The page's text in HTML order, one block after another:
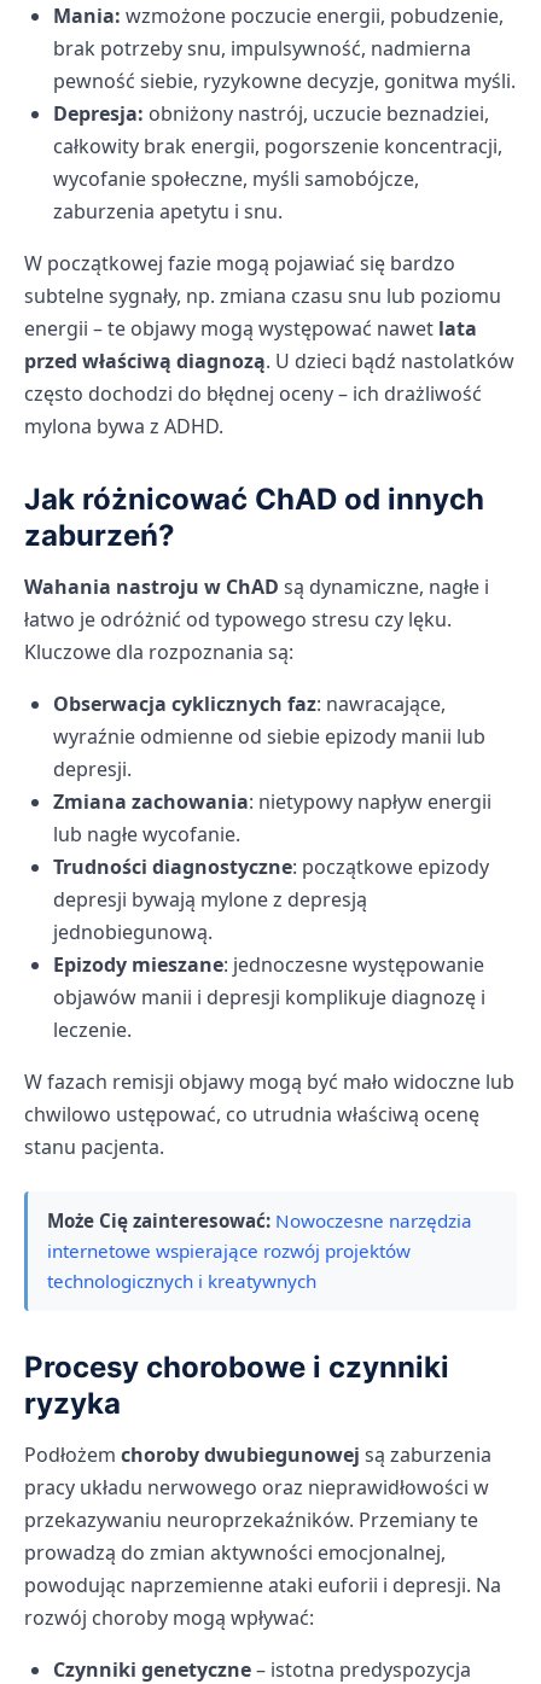
Mania: wzmożone poczucie energii, pobudzenie,
brak potrzeby snu, impulsywność, nadmierna
pewność siebie, ryzykowne decyzje, gonitwa myśli.
Depresja: obniżony nastrój, uczucie beznadziei,
całkowity brak energii, pogorszenie koncentracji,
wycofanie społeczne, myśli samobójcze,
zaburzenia apetytu i snu.
W początkowej fazie mogą pojawiać się bardzo
subtelne sygnały, np. zmiana czasu snu lub poziomu
energii – te objawy mogą występować nawet lata
przed właściwą diagnozą. U dzieci bądź nastolatków
często dochodzi do błędnej oceny – ich drażliwość
mylona bywa z ADHD.
Jak różnicować ChAD od innych
zaburzeń?
Wahania nastroju w ChAD są dynamiczne, nagłe i
łatwo je odróżnić od typowego stresu czy lęku.
Kluczowe dla rozpoznania są:
Obserwacja cyklicznych faz: nawracające,
wyraźnie odmienne od siebie epizody manii lub
depresji.
Zmiana zachowania: nietypowy napływ energii
lub nagłe wycofanie.
Trudności diagnostyczne: początkowe epizody
depresji bywają mylone z depresją
jednobiegunową.
Epizody mieszane: jednoczesne występowanie
objawów manii i depresji komplikuje diagnozę i
leczenie.
W fazach remisji objawy mogą być mało widoczne lub
chwilowo ustępować, co utrudnia właściwą ocenę
stanu pacjenta.
Może Cię zainteresować: Nowoczesne narzędzia
internetowe wspierające rozwój projektów
technologicznych i kreatywnych
Procesy chorobowe i czynniki
ryzyka
Podłożem choroby dwubiegunowej są zaburzenia
pracy układu nerwowego oraz nieprawidłowości w
przekazywaniu neuroprzekaźników. Przemiany te
prowadzą do zmian aktywności emocjonalnej,
powodując naprzemienne ataki euforii i depresji. Na
rozwój choroby mogą wpływać:
Czynniki genetyczne– istotna predyspozycja